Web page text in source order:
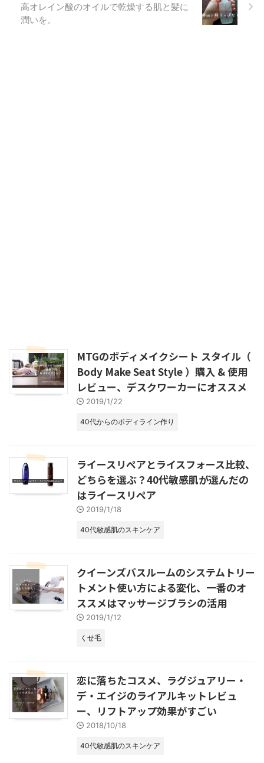
高オレイン酸のオイルで乾燥する肌と髪に
潤いを。
MTGのボディメイクシート スタイル（
Body Make Seat Style ）購入 & 使用
レビュー、デスクワーカーにオススメ
2019/1/22
40代からのボディライン作り
ライースリペアとライスフォース比較、
どちらを選ぶ？40代敏感肌が選んだの
はライースリペア
2019/1/18
40代敏感肌のスキンケア
クイーンズバスルームのシステムトリー
トメント使い方による変化、一番のオ
ススメはマッサージブラシの活用
2019/1/12
くせ毛
恋に落ちたコスメ、ラグジュアリー・
デ・エイジのライアルキットレビュ
ー、リフトアップ効果がすごい
2018/10/18
40代敏感肌のスキンケア